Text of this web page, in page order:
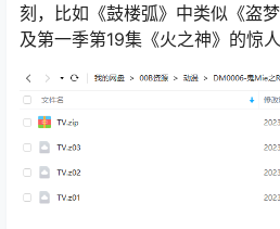
刻，比如《鼓楼弧》中类似《盗
及第一季第19集《火之神》的惊人